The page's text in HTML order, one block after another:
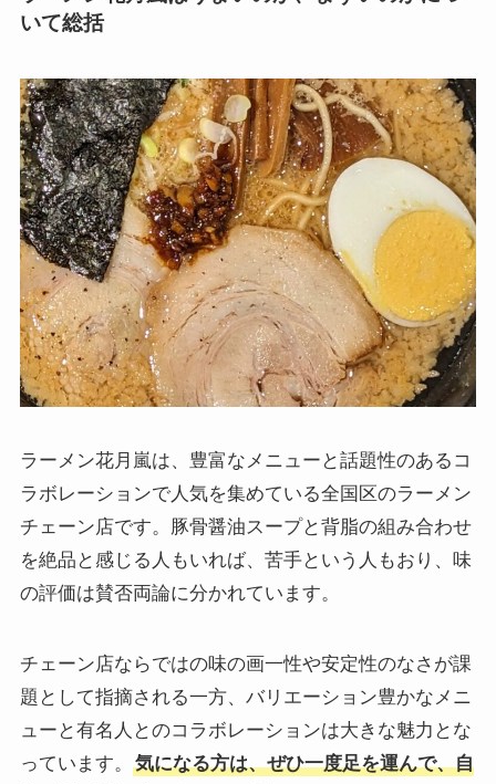
いて総括
ラーメン花月嵐は、豊富なメニューと話題性のあるコ
ラボレーションで人気を集めている全国区のラーメン
チェーン店です。豚骨醤油スープと背脂の組み合わせ
を絶品と感じる人もいれば、苦手という人もおり、味
の評価は賛否両論に分かれています。
チェーン店ならではの味の画一性や安定性のなさが課
題として指摘される一方、バリエーション豊かなメニ
ューと有名人とのコラボレーションは大きな魅力とな
っています。
気になる方は、ぜひ一度足を運んで、自